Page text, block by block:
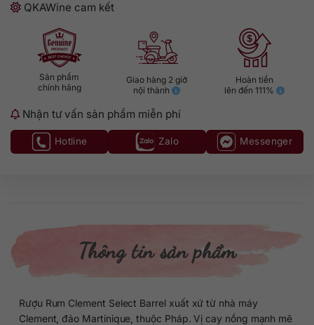
QKAWine cam kết
Sản phẩm
chính hãng
Giao hàng 2 giờ
nội thành
Hoàn tiền
lên đến 111%
Nhận tư vấn sản phẩm miễn phí
Hotline Zalo Messenger
Thông tin sản phẩm
Rượu Rum Clement Select Barrel xuất xứ từ nhà máy
Clement, đảo Martinique, thuộc Pháp. Vị cay nồng mạnh mẽ